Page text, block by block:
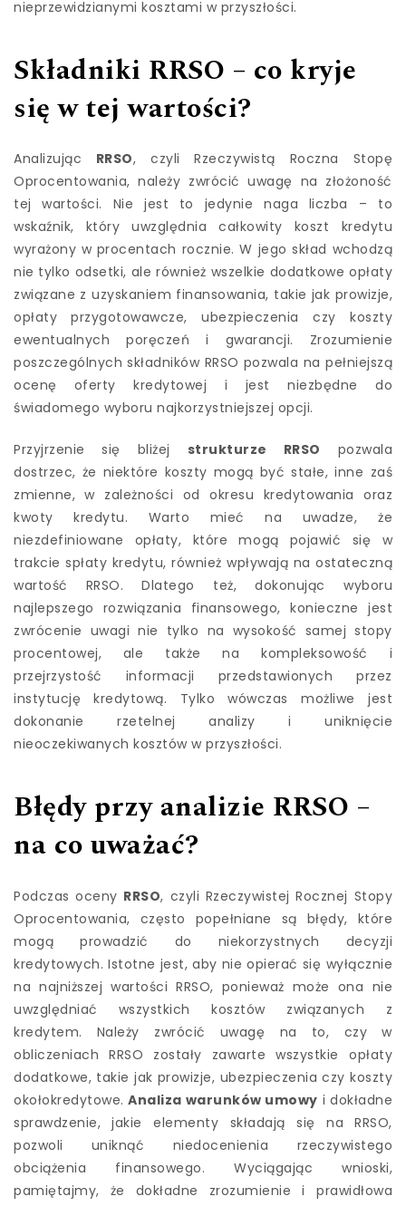
nieprzewidzianymi kosztami w przyszłości.
Składniki RRSO – co kryje
się w tej wartości?
Analizując RRSO, czyli Rzeczywistą Roczna Stopę
Oprocentowania, należy zwrócić uwagę na złożoność
tej wartości. Nie jest to jedynie naga liczba – to
wskaźnik, który uwzględnia całkowity koszt kredytu
wyrażony w procentach rocznie. W jego skład wchodzą
nie tylko odsetki, ale również wszelkie dodatkowe opłaty
związane z uzyskaniem finansowania, takie jak prowizje,
opłaty przygotowawcze, ubezpieczenia czy koszty
ewentualnych poręczeń i gwarancji. Zrozumienie
poszczególnych składników RRSO pozwala na pełniejszą
ocenę oferty kredytowej i jest niezbędne do
świadomego wyboru najkorzystniejszej opcji.
Przyjrzenie się bliżej strukturze RRSO pozwala
dostrzec, że niektóre koszty mogą być stałe, inne zaś
zmienne, w zależności od okresu kredytowania oraz
kwoty kredytu. Warto mieć na uwadze, że
niezdefiniowane opłaty, które mogą pojawić się w
trakcie spłaty kredytu, również wpływają na ostateczną
wartość RRSO. Dlatego też, dokonując wyboru
najlepszego rozwiązania finansowego, konieczne jest
zwrócenie uwagi nie tylko na wysokość samej stopy
procentowej, ale także na kompleksowość i
przejrzystość informacji przedstawionych przez
instytucję kredytową. Tylko wówczas możliwe jest
dokonanie rzetelnej analizy i uniknięcie
nieoczekiwanych kosztów w przyszłości.
Błędy przy analizie RRSO –
na co uważać?
Podczas oceny RRSO, czyli Rzeczywistej Rocznej Stopy
Oprocentowania, często popełniane są błędy, które
mogą prowadzić do niekorzystnych decyzji
kredytowych. Istotne jest, aby nie opierać się wyłącznie
na najniższej wartości RRSO, ponieważ może ona nie
uwzględniać wszystkich kosztów związanych z
kredytem. Należy zwrócić uwagę na to, czy w
obliczeniach RRSO zostały zawarte wszystkie opłaty
dodatkowe, takie jak prowizje, ubezpieczenia czy koszty
okołokredytowe.Analiza warunków umowy i dokładne
sprawdzenie, jakie elementy składają się na RRSO,
pozwoli uniknąć niedocenienia rzeczywistego
obciążenia finansowego. Wyciągając wnioski,
pamiętajmy, że dokładne zrozumienie i prawidłowa